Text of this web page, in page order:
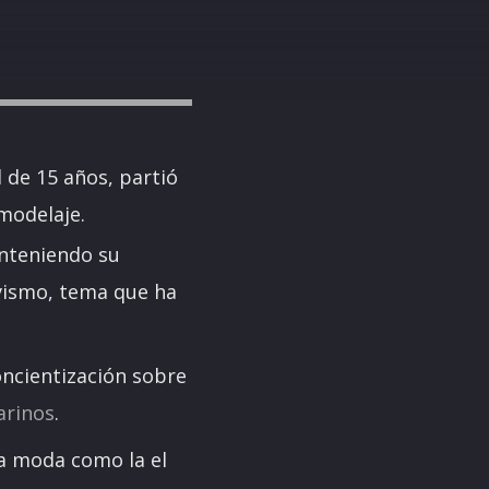
de 15 años, partió
su
tema que ha
sobre
.
moda como la el